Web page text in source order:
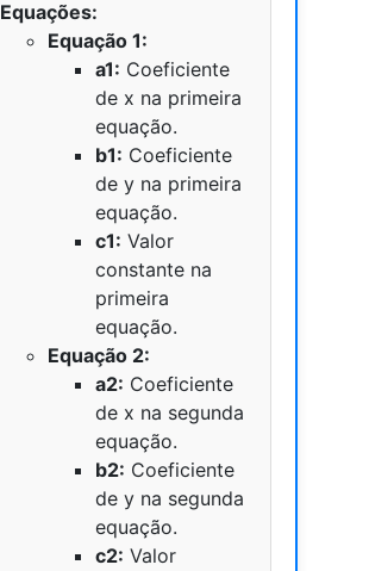
Equações:
Equação 1:
a1: Coeficiente
de x na primeira
equação.
b1: Coeficiente
de y na primeira
equação.
c1: Valor
constante na
primeira
equação.
Equação 2:
a2: Coeficiente
de x na segunda
equação.
b2: Coeficiente
de y na segunda
equação.
c2: Valor